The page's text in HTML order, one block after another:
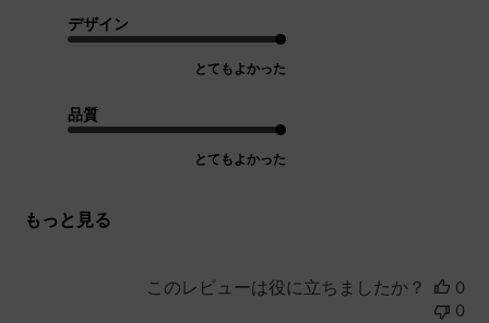
デザイン
とてもよかった
品質
とてもよかった
もっと見る
このレビューは役に立ちましたか？
0
0